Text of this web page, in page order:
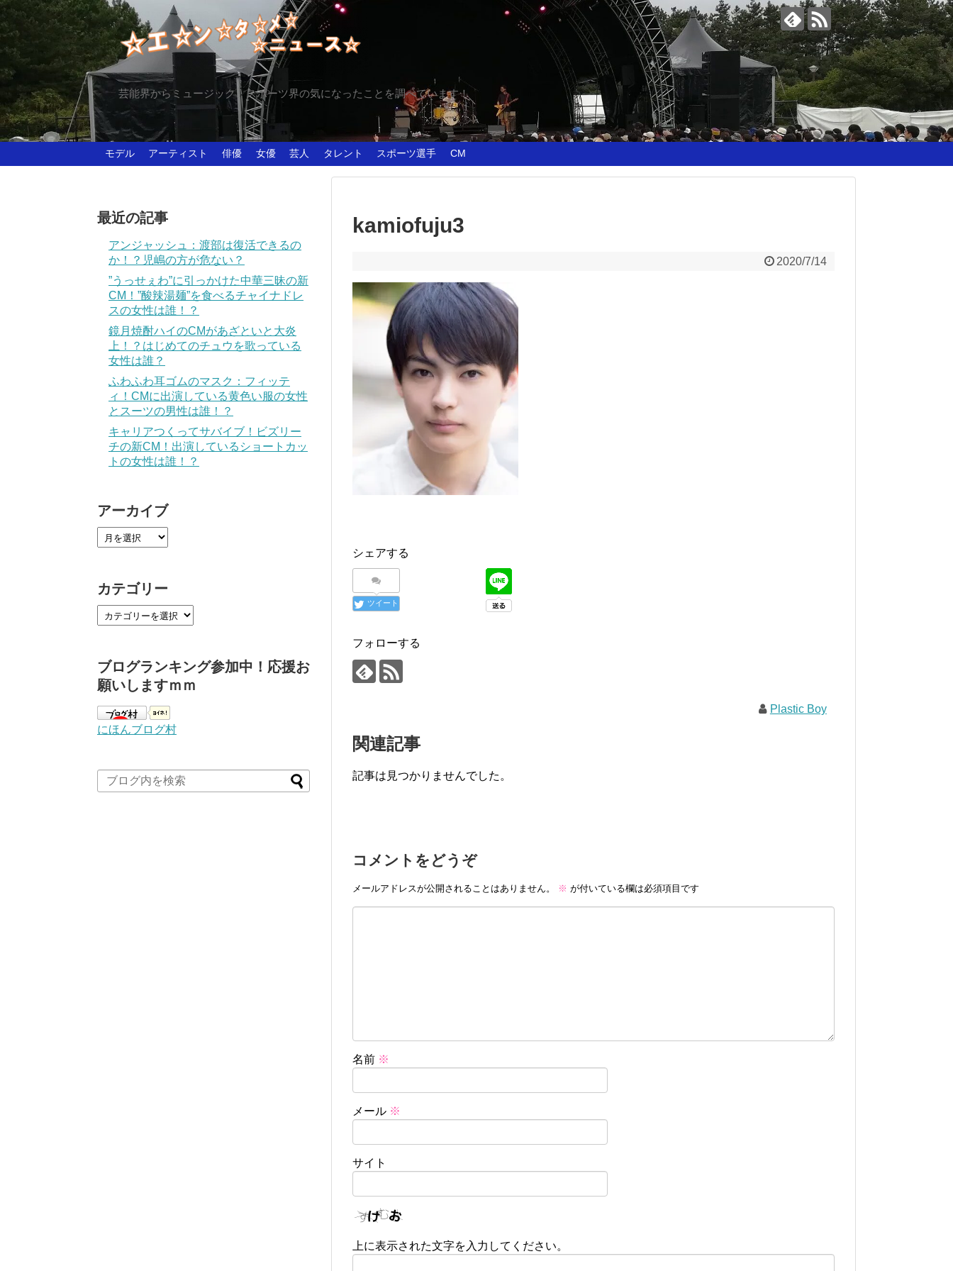
芸能界からミュージック、スポーツ界の気になったことを調べています！
モデル アーティスト 俳優 女優 芸人 タレント スポーツ選手 CM
kamiofuju3
2020/7/14
シェアする
ツイート
フォローする
Plastic Boy
関連記事
記事は見つかりませんでした。
コメントをどうぞ
メールアドレスが公開されることはありません。 ※ が付いている欄は必須項目です
名前 ※
メール ※
サイト
上に表示された文字を入力してください。
最近の記事
アンジャッシュ：渡部は復活できるの
か！？児嶋の方が危ない？
”うっせぇわ”に引っかけた中華三昧の新
CM！”酸辣湯麺”を食べるチャイナドレ
スの女性は誰！？
鏡月焼酎ハイのCMがあざといと大炎
上！？はじめてのチュウを歌っている
女性は誰？
ふわふわ耳ゴムのマスク：フィッテ
ィ！CMに出演している黄色い服の女性
とスーツの男性は誰！？
キャリアつくってサバイブ！ビズリー
チの新CM！出演しているショートカッ
トの女性は誰！？
アーカイブ
カテゴリー
ブログランキング参加中！応援お
願いしますｍｍ
にほんブログ村